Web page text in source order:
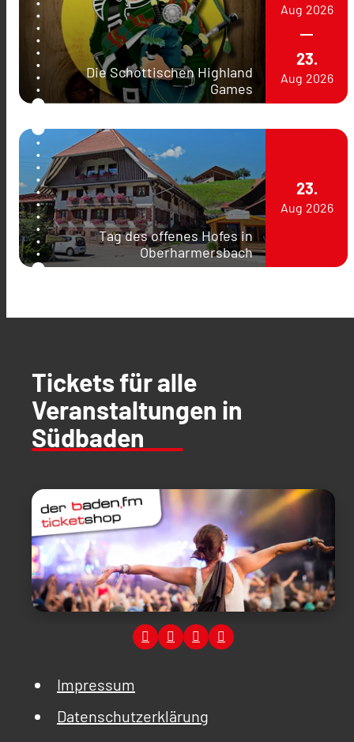
Die Schottischen Highland
Games
Aug 2026
23.
Aug 2026
Tag des offenes Hofes in
Oberharmersbach
23.
Aug 2026
Tickets für alle
Veranstaltungen in
Südbaden
Impressum
Datenschutzerklärung